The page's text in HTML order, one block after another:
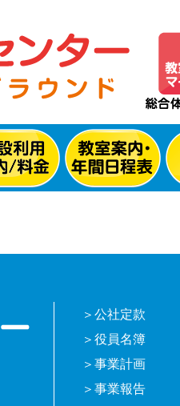
公社定款
役員名簿
事業計画
事業報告